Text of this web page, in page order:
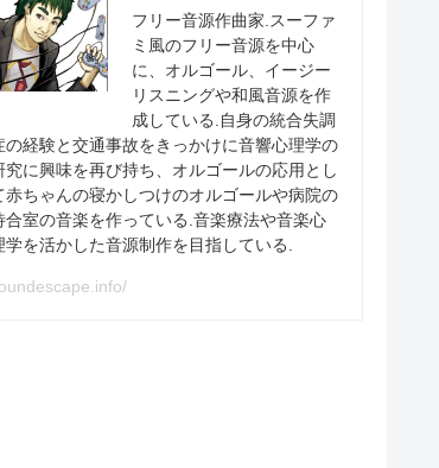
フリー音源作曲家.スーファ
ミ風のフリー音源を中心
に、オルゴール、イージー
リスニングや和風音源を作
成している.自身の統合失調
の経験と交通事故をきっかけに音響心理学の
究に興味を再び持ち、オルゴールの応用とし
赤ちゃんの寝かしつけのオルゴールや病院の
合室の音楽を作っている.音楽療法や音楽心
学を活かした音源制作を目指している.